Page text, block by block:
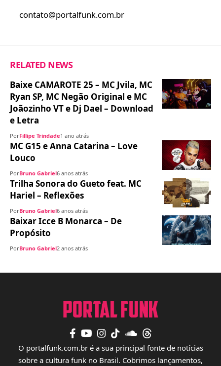
contato@portalfunk.com.br
RELATED NEWS
Baixe CAMAROTE 25 – MC Jvila, MC
Ryan SP, MC Negão Original e MC
Joãozinho VT e Dj Dael – Download
e Letra
PorFillipe Trindade1 ano atrás
MC G15 e Anna Catarina – Love
Louco
PorBruno Gabriel6 anos atrás
Trilha Sonora do Gueto feat. MC
Hariel – Reflexões
PorBruno Gabriel6 anos atrás
Baixar Icce B Monarca – De
Propósito
PorBruno Gabriel2 anos atrás
O portalfunk.com.br é a sua principal fonte de notícias
sobre a cultura funk no Brasil. Cobrimos lançamentos,